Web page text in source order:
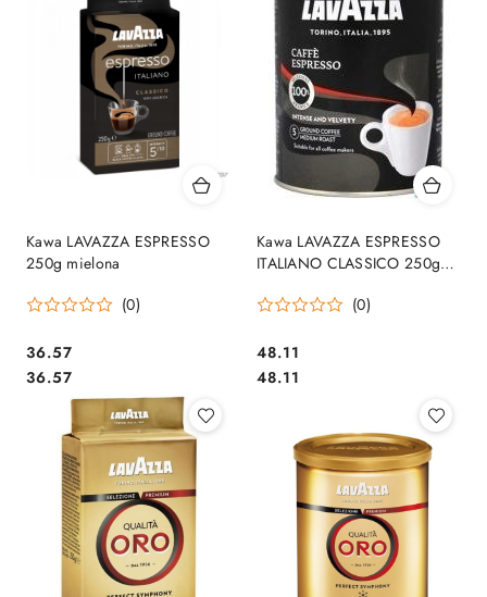
Kawa LAVAZZA ESPRESSO
250g mielona
(0)
Cena:
36.57
Cena:
36.57
Kawa LAVAZZA ESPRESSO
ITALIANO CLASSICO 250g
(0)
Cena:
48.11
Cena:
48.11